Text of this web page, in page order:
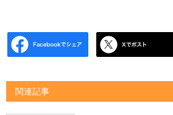
関連記事